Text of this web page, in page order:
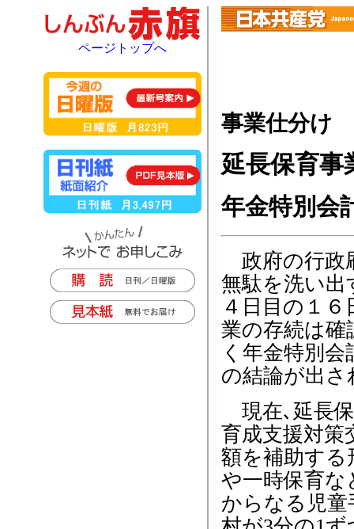
事業仕分け
延長保育事
年金特別会
政府の行政
無駄を洗い出
４日目の１
業の存続は確
く年金特別
の結論が出
現在､延長
育成支援対策
額を補助する
や一時保育な
からなる児童
ページトップへ